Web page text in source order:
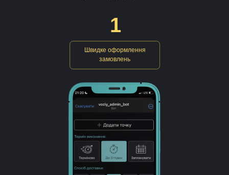
1
Швидке оформлення
замовлень